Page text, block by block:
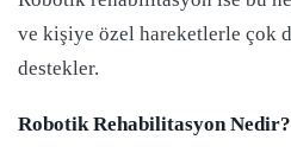
ve kişiye özel hareketlerle çok
destekler.
Robotik Rehabilitasyon Nedir?